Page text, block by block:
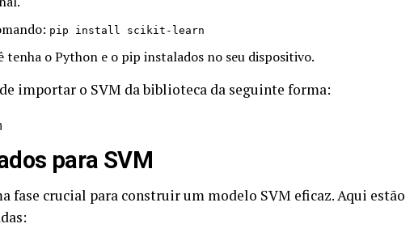
pip install scikit-learn
tenha o Python e o pip instalados no seu dispositivo.
importar o SVM da biblioteca da seguinte forma:
para SVM
fase crucial para construir um modelo SVM eficaz. Aqui estão